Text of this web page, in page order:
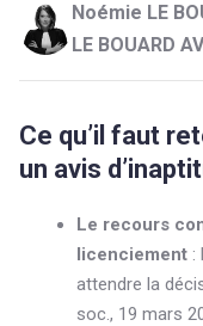
Noémie LE
LE BOUARD
Ce qu’il faut
un avis
Le recours
licenciement :
attendre la
soc., 19 mars